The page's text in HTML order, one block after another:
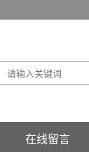
在线留言